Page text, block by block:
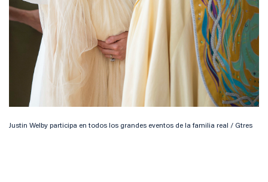
Justin Welby participa en todos los grandes eventos de la familia real / Gtres